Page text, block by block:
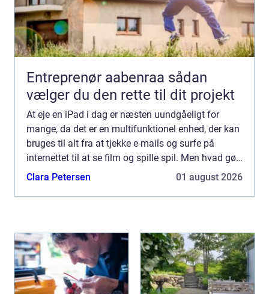
Entreprenør aabenraa sådan
vælger du den rette til dit projekt
At eje en iPad i dag er næsten uundgåeligt for
mange, da det er en multifunktionel enhed, der kan
bruges til alt fra at tjekke e-mails og surfe på
internettet til at se film og spille spil. Men hvad gør
man, når ens iPa...
Clara Petersen 01 august 2026